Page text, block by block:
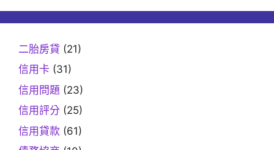
二胎房貸 (21)
信用卡 (31)
信用問題 (23)
信用評分 (25)
信用貸款 (61)